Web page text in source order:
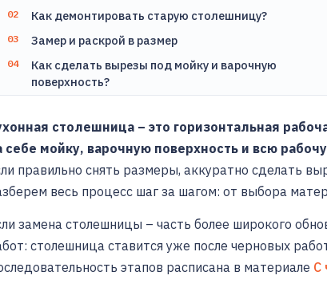
Как демонтировать старую столешницу?
Замер и раскрой в размер
Как сделать вырезы под мойку и варочную
поверхность?
столешница – это горизонтальная
себе мойку, варочную поверхность и всю
правильно снять размеры, аккуратно сделать
весь процесс шаг за шагом: от выбора
замена столешницы – часть более широкого
столешница ставится уже после черновых
этапов расписана в материале С